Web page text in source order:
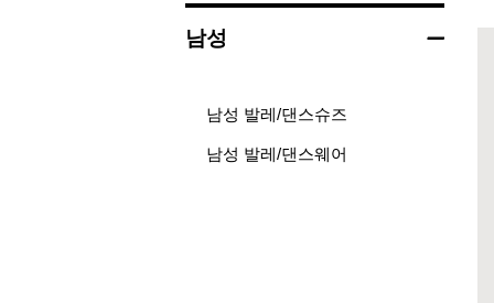
남성
남성 발레/댄스슈즈
남성 발레/댄스웨어